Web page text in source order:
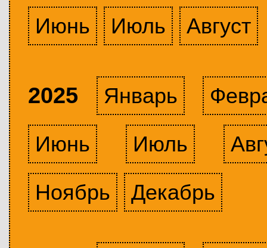
Июнь
Июль Август
2025 Январь
Июнь
Июль
Ноябрь
Декабрь